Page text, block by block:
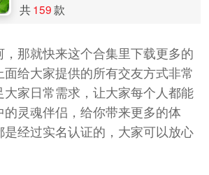
共159款
，那就快来这个合集里下载更多的
给大家提供的所有交友方式非常
大家日常需求，让大家每个人都能
的灵魂伴侣，给你带来更多的体
是经过实名认证的，大家可以放心